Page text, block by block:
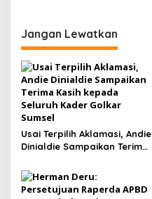
Pokok
Jangan Lewatkan
Usai Terpilih Aklamasi, Andie
Dinialdie Sampaikan Terima
Kader Golkar Sumsel